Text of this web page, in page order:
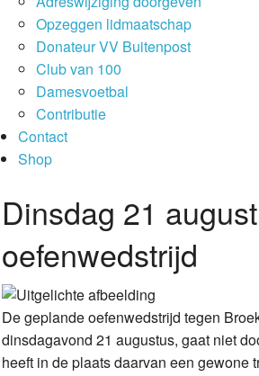
Opzeggen lidmaatschap
Donateur VV Buitenpost
Club van 100
Damesvoetbal
Contributie
Contact
Shop
Dinsdag 21
oefenwedstrijd
De geplande oefenwedstrijd tegen
dinsdagavond 21 augustus, gaat niet
heeft in de plaats daarvan een gewone